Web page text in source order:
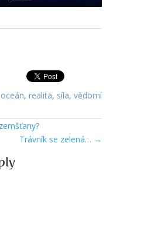
oceán, realita, síla, vědomí
Trávník se zelená… →